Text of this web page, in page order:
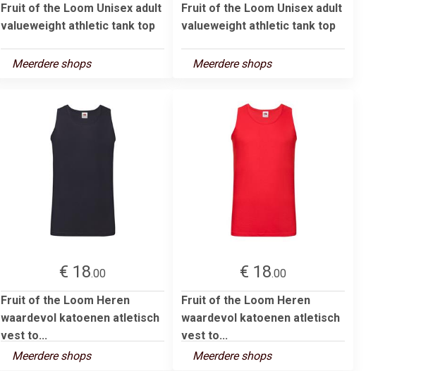
Fruit of the Loom Unisex adult
valueweight athletic tank top
Meerdere shops
Fruit of the Loom Unisex adult
valueweight athletic tank top
Meerdere shops
€ 18.00
Fruit of the Loom Heren
waardevol katoenen atletisch
vest to...
Meerdere shops
€ 18.00
Fruit of the Loom Heren
waardevol katoenen atletisch
vest to...
Meerdere shops